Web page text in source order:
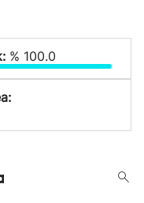
% 100.0